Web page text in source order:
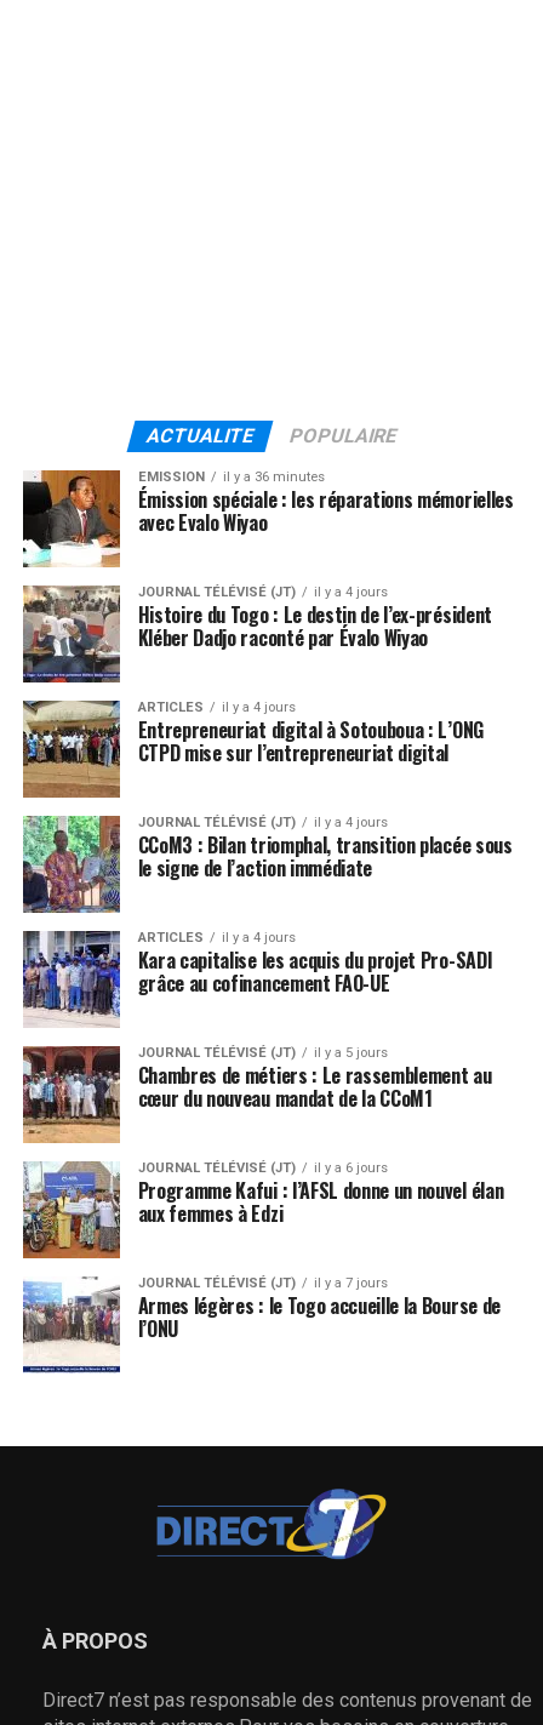
ACTUALITE POPULAIRE
EMISSION il y a 36 minutes
Émission spéciale : les réparations mémorielles
avec Evalo Wiyao
JOURNAL TÉLÉVISÉ (JT) il y a 4 jours
Histoire du Togo : Le destin de l’ex-président
Kléber Dadjo raconté par Évalo Wiyao
ARTICLES il y a 4 jours
Entrepreneuriat digital à Sotouboua : L’ONG
CTPD mise sur l’entrepreneuriat digital
JOURNAL TÉLÉVISÉ (JT) il y a 4 jours
CCoM3 : Bilan triomphal, transition placée sous
le signe de l’action immédiate
ARTICLES il y a 4 jours
Kara capitalise les acquis du projet Pro-SADI
grâce au cofinancement FAO-UE
JOURNAL TÉLÉVISÉ (JT) il y a 5 jours
Chambres de métiers : Le rassemblement au
cœur du nouveau mandat de la CCoM1
JOURNAL TÉLÉVISÉ (JT) il y a 6 jours
Programme Kafui : l’AFSL donne un nouvel élan
aux femmes à Edzi
JOURNAL TÉLÉVISÉ (JT) il y a 7 jours
Armes légères : le Togo accueille la Bourse de
l’ONU
À PROPOS
Direct7 n’est pas responsable des contenus provenant de